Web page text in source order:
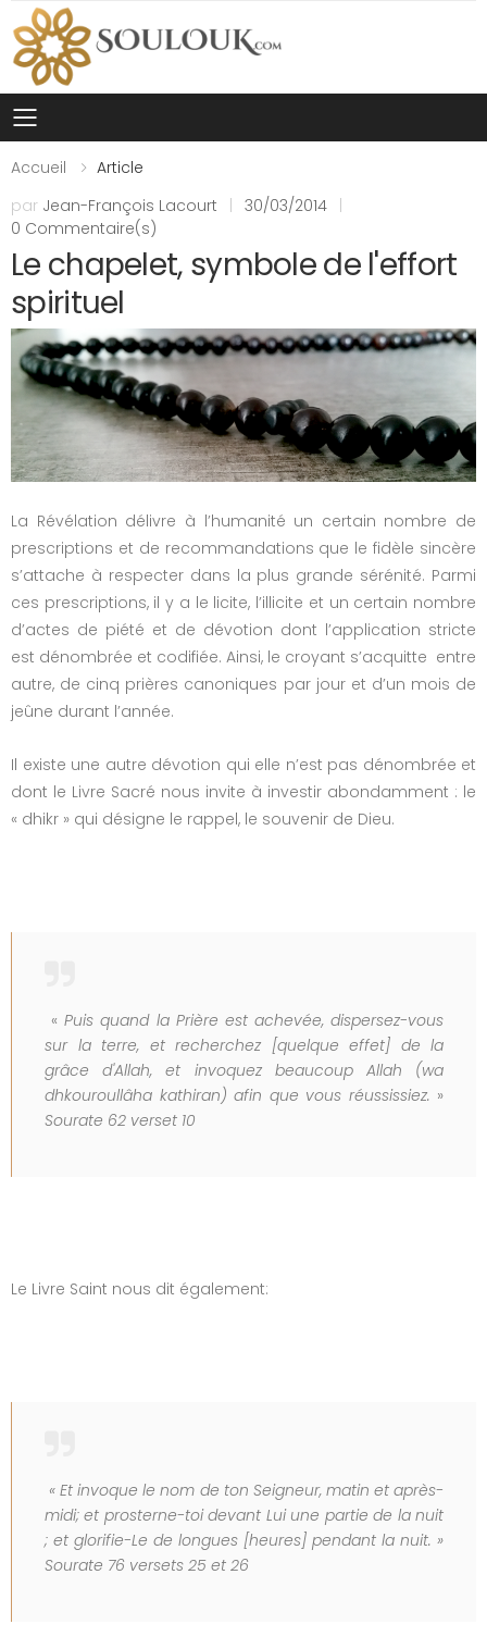
Toggle mobile menu
Accueil
Article
par Jean-François Lacourt 30/03/2014
0 Commentaire(s)
Le chapelet, symbole de l'effort
spirituel
La Révélation délivre à l’humanité un certain nombre de
prescriptions et de recommandations que le fidèle sincère
s’attache à respecter dans la plus grande sérénité. Parmi
ces prescriptions, il y a le licite, l’illicite et un certain nombre
d’actes de piété et de dévotion dont l’application stricte
est dénombrée et codifiée. Ainsi, le croyant s’acquitte entre
autre, de cinq prières canoniques par jour et d’un mois de
jeûne durant l’année.
Il existe une autre dévotion qui elle n’est pas dénombrée et
dont le Livre Sacré nous invite à investir abondamment : le
« dhikr » qui désigne le rappel, le souvenir de Dieu.
« Puis quand la Prière est achevée, dispersez-vous
sur la terre, et recherchez [quelque effet] de la
grâce d'Allah, et invoquez beaucoup Allah (wa
dhkouroullâha kathiran) afin que vous réussissiez. »
Sourate 62 verset 10
Le Livre Saint nous dit également:
« Et invoque le nom de ton Seigneur, matin et après-
midi; et prosterne-toi devant Lui une partie de la nuit
; et glorifie-Le de longues [heures] pendant la nuit. »
Sourate 76 versets 25 et 26